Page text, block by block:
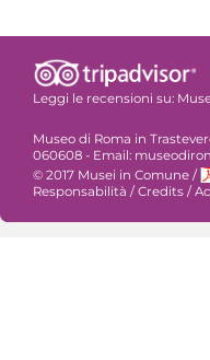
Leggi le recensioni su:
Museo di Roma in
060608 - Email:
© 2017 Musei in Comune /
Responsabilità /Credits /